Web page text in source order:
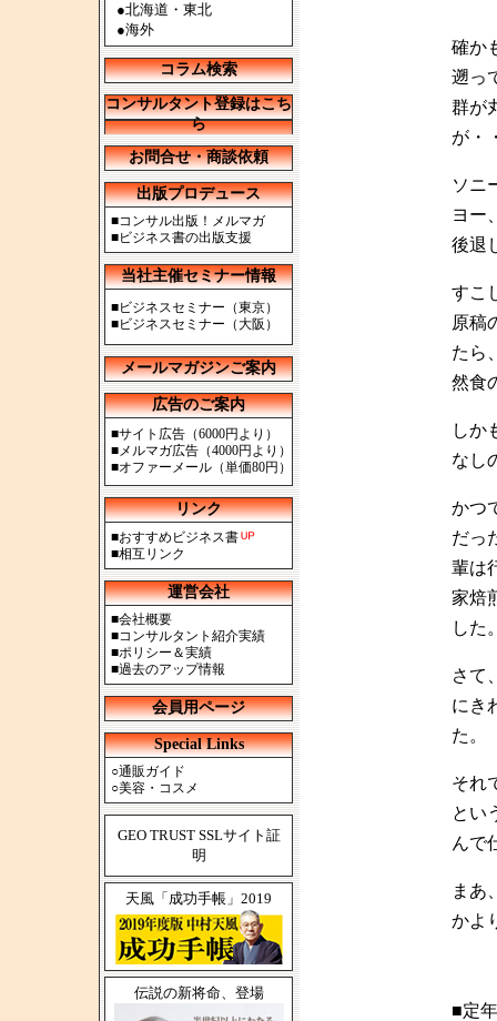
●北海道・東北
●海外
コラム検索
コンサルタント登録はこち
ら
お問合せ・商談依頼
出版プロデュース
■コンサル出版！メルマガ
■ビジネス書の出版支援
当社主催セミナー情報
■ビジネスセミナー（東京）
■ビジネスセミナー（大阪）
メールマガジンご案内
広告のご案内
■サイト広告（6000円より）
■メルマガ広告（4000円より）
■オファーメール（単価80円）
リンク
■おすすめビジネス書
■相互リンク
運営会社
■会社概要
■コンサルタント紹介実績
■ポリシー＆実績
■過去のアップ情報
会員用ページ
Special Links
○通販ガイド
○美容・コスメ
GEO TRUST SSLサイト証
明
天風「成功手帳」2019
伝説の新将命、登場
確か
遡っ
群が
が・
ソニ
ヨー
後退
すこ
原稿
たら
然食
しか
なし
かつ
だっ
輩は
家焙
した
さて
にき
た。
それ
とい
んで
まあ
かよ
■定